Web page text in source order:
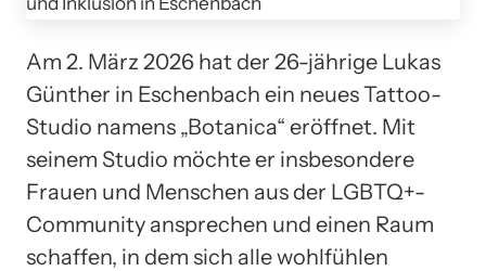
Am 2. März 2026 hat der 26-jährige Lukas
Günther in Eschenbach ein neues Tattoo-
Studio namens „Botanica“ eröffnet. Mit
seinem Studio möchte er insbesondere
Frauen und Menschen aus der LGBTQ+-
Community ansprechen und einen Raum
schaffen, in dem sich alle wohlfühlen